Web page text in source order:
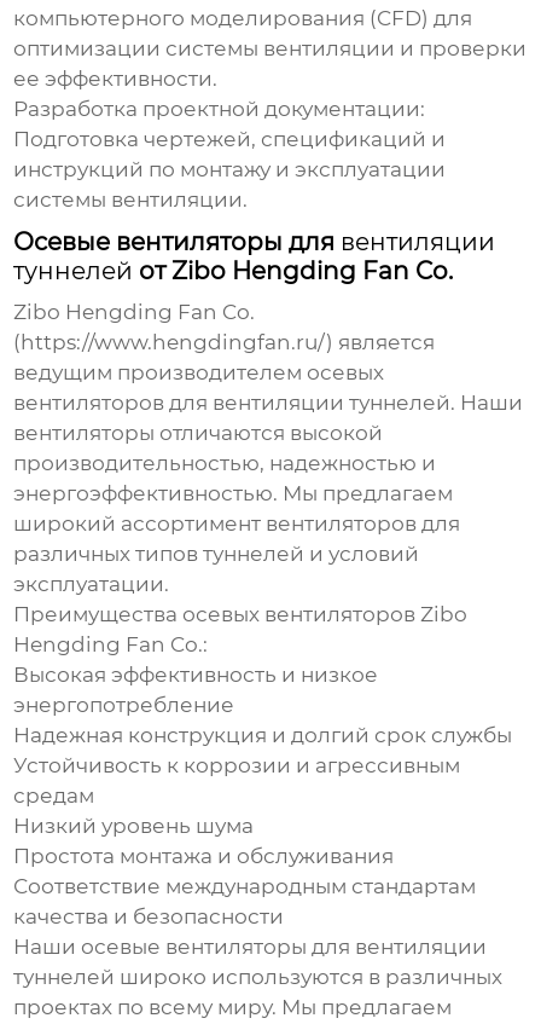
компьютерного моделирования (CFD) для
оптимизации системы вентиляции и проверки
ее эффективности.
Разработка проектной документации:
Подготовка чертежей, спецификаций и
инструкций по монтажу и эксплуатации
системы вентиляции.
Осевые вентиляторы для вентиляции
туннелей от Zibo Hengding Fan Co.
Zibo Hengding Fan Co.
( https://www.hengdingfan.ru/) является
ведущим производителем осевых
вентиляторов для вентиляции туннелей. Наши
вентиляторы отличаются высокой
производительностью, надежностью и
энергоэффективностью. Мы предлагаем
широкий ассортимент вентиляторов для
различных типов туннелей и условий
эксплуатации.
Преимущества осевых вентиляторов Zibo
Hengding Fan Co.:
Высокая эффективность и низкое
энергопотребление
Надежная конструкция и долгий срок службы
Устойчивость к коррозии и агрессивным
средам
Низкий уровень шума
Простота монтажа и обслуживания
Соответствие международным стандартам
качества и безопасности
Наши осевые вентиляторы для вентиляции
туннелей широко используются в различных
проектах по всему миру. Мы предлагаем